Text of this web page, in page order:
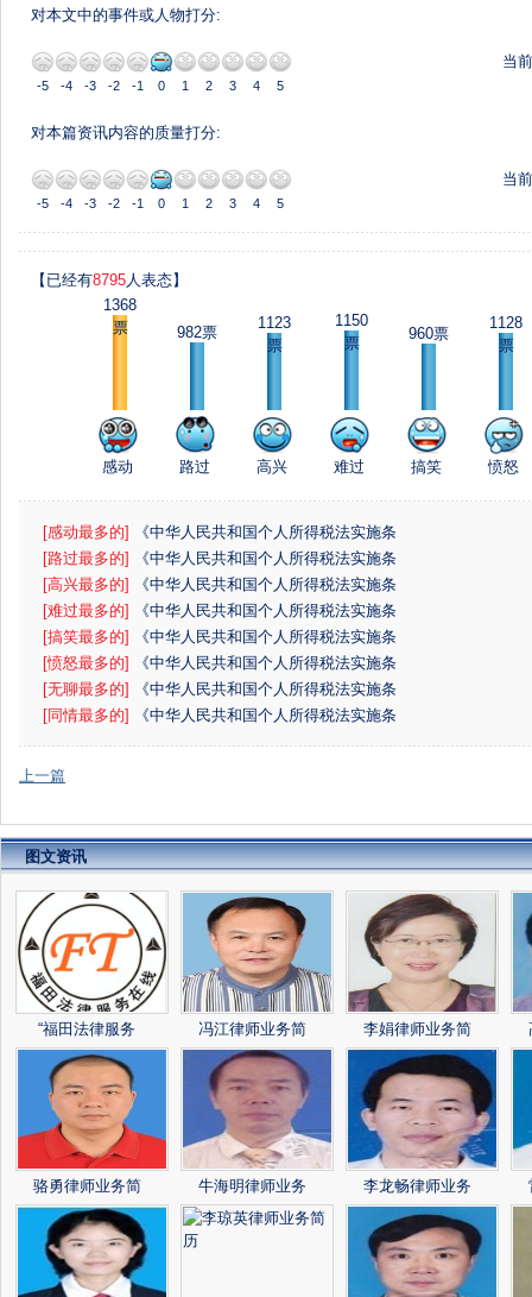
对本文中的事件或人物打分:
-5 -4 -3 -2 -1 0 1 2 3 4 5
当
对本篇资讯内容的质量打分:
-5 -4 -3 -2 -1 0 1 2 3 4 5
当
【已经有8795人表态】
1368
票
感动
982票
路过
1123
票
高兴
1150
票
难过
960票
搞笑
1128
票
愤怒
[感动最多的]
《中华人民共和国个人所得税法实施条
例》
[路过最多的]
《中华人民共和国个人所得税法实施条
例》
[高兴最多的]
《中华人民共和国个人所得税法实施条
例》
[难过最多的]
《中华人民共和国个人所得税法实施条
例》
[搞笑最多的]
《中华人民共和国个人所得税法实施条
例》
[愤怒最多的]
《中华人民共和国个人所得税法实施条
例》
[无聊最多的]
《中华人民共和国个人所得税法实施条
例》
[同情最多的]
《中华人民共和国个人所得税法实施条
例》
上一篇
图文资讯
“福田法律服务 冯江律师业务简 李娟律师业务简
骆勇律师业务简 牛海明律师业务 李龙畅律师业务